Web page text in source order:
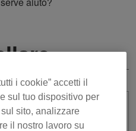
tutti i
i cookie” accetti il
sul tuo dispositivo per
sito, analizzare
il nostro lavoro su